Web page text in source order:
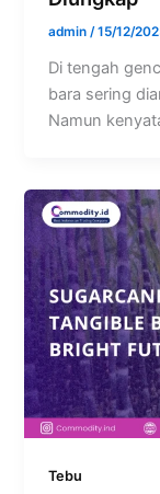
admin/15/12/
Di tengah
bara sering
Namun
Tebu